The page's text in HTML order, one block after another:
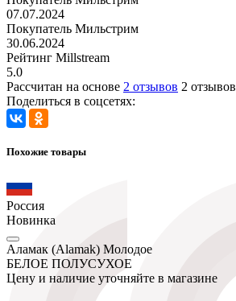
07.07.2024
Покупатель Мильстрим
30.06.2024
Рейтинг Millstream
5.0
Рассчитан на основе 2 отзывов 2 отзывов
Поделиться в соцсетях:
Похожие товары
Россия
Новинка
Аламак (Alamak) Молодое
БЕЛОЕ ПОЛУСУХОЕ
Цену и наличие уточняйте в магазине